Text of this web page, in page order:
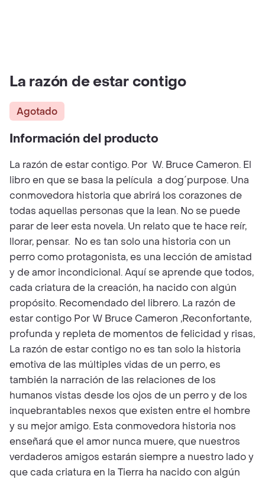
La razón de estar contigo
Agotado
Información del producto
La razón de estar contigo. Por W. Bruce Cameron. El
libro en que se basa la película a dog´purpose. Una
conmovedora historia que abrirá los corazones de
todas aquellas personas que la lean. No se puede
parar de leer esta novela. Un relato que te hace reír,
llorar, pensar. No es tan solo una historia con un
perro como protagonista, es una lección de amistad
y de amor incondicional. Aquí se aprende que todos,
cada criatura de la creación, ha nacido con algún
propósito. Recomendado del librero. La razón de
estar contigo Por W Bruce Cameron ,Reconfortante,
profunda y repleta de momentos de felicidad y risas,
La razón de estar contigo no es tan solo la historia
emotiva de las múltiples vidas de un perro, es
también la narración de las relaciones de los
humanos vistas desde los ojos de un perro y de los
inquebrantables nexos que existen entre el hombre
y su mejor amigo. Esta conmovedora historia nos
enseñará que el amor nunca muere, que nuestros
verdaderos amigos estarán siempre a nuestro lado y
que cada criatura en la Tierra ha nacido con algún